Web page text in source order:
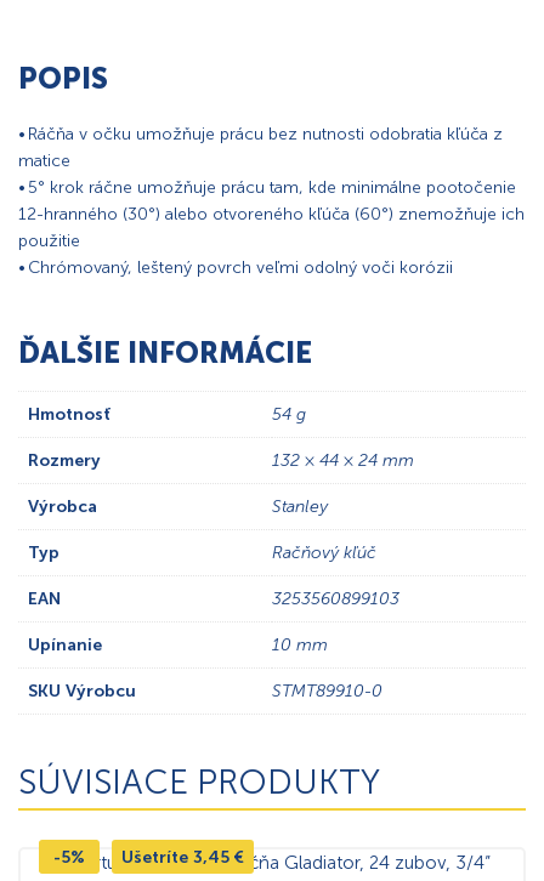
POPIS
• Ráčňa v očku umožňuje prácu bez nutnosti odobratia kľúča z
matice
• 5° krok ráčne umožňuje prácu tam, kde minimálne pootočenie
12-hranného (30°) alebo otvoreného kľúča (60°) znemožňuje ich
použitie
• Chrómovaný, leštený povrch veľmi odolný voči korózii
ĎALŠIE INFORMÁCIE
Hmotnosť 54 g
Rozmery 132 × 44 × 24 mm
Výrobca Stanley
Typ Račňový kľúč
EAN 3253560899103
Upínanie 10 mm
SKU Výrobcu STMT89910-0
SÚVISIACE PRODUKTY
-5% Ušetríte 3,45 €